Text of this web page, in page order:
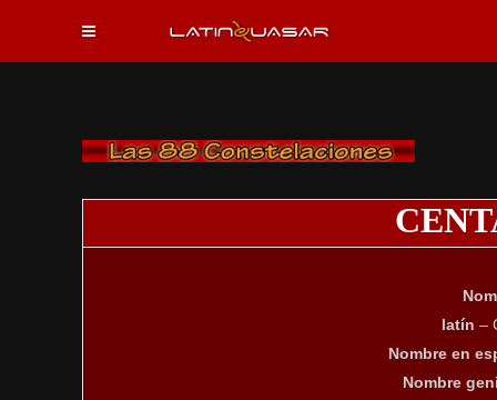
latín –
Nombre en
Nombre